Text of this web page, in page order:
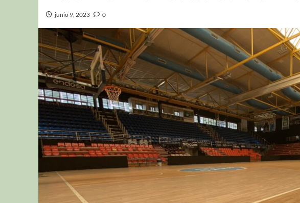
junio 9, 2023 0